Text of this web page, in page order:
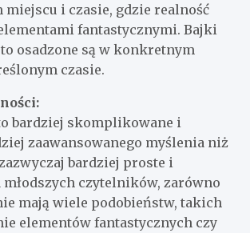
i czasie, gdzie realność
fantastycznymi. Bajki
osadzone są w konkretnym
czasie.
bardziej skomplikowane i
zaawansowanego myślenia niż
bardziej proste i
młodszych czytelników, zarówno
mają wiele podobieństw, takich
elementów fantastycznych czy